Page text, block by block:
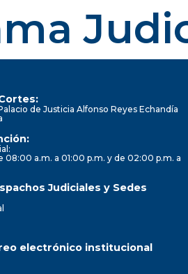
de Justicia Alfonso Reyes Echandía
08:00 a.m. a 01:00 p.m. y de 02:00 p.m. a
Judiciales y Sedes
electrónico institucional